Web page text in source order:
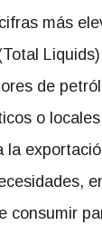
más
de
o
la
consumir